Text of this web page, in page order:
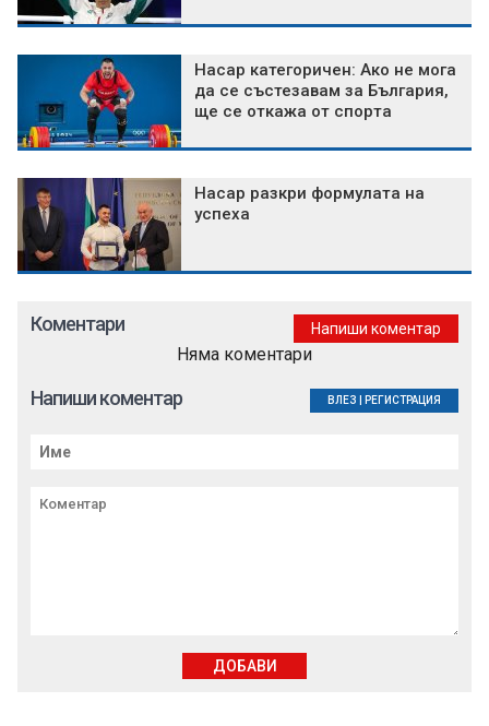
Насар категоричен: Ако не мога
да се състезавам за България,
ще се откажа от спорта
Насар разкри формулата на
успеха
Коментари Напиши коментар
Няма коментари
Напиши коментар ВЛЕЗ РЕГИСТРАЦИЯ
ДОБАВИ